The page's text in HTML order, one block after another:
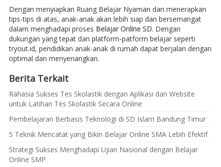
Dengan menyiapkan Ruang Belajar Nyaman dan menerapkan
tips-tips di atas, anak-anak akan lebih siap dan bersemangat
dalam menghadapi proses Belajar Online SD. Dengan
dukungan yang tepat dan platform-patform belajar seperti
tryout.id, pendidikan anak-anak di rumah dapat berjalan dengan
optimal dan menyenangkan.
Berita Terkait
Rahasia Sukses Tes Skolastik dengan Aplikasi dan Website
untuk Latihan Tes Skolastik Secara Online
Pembelajaran Berbasis Teknologi di SD Islam Bandung Timur
5 Teknik Mencatat yang Bikin Belajar Online SMA Lebih Efektif
Strategi Sukses Menghadapi Ujian Nasional dengan Belajar
Online SMP